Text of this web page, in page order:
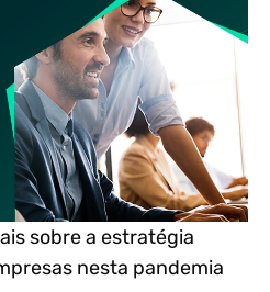
sobre a estratégia
nesta pandemia